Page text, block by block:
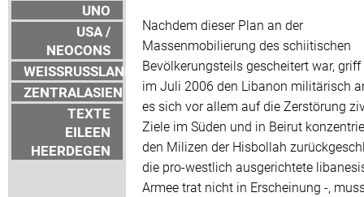
UNO
USA /
NEOCONS
WEISSRUSSLAND
ZENTRALASIEN
TEXTE
EILEEN
HEERDEGEN
Nachdem dieser Plan an der
Massenmobilierung des schiitischen
Bevölkerungsteils gescheitert war, griff
im Juli 2006 den Libanon militärisch
es sich vor allem auf die Zerstörung
Ziele im Süden und in Beirut
den Milizen der Hisbollah
die pro-westlich ausgerichtete
Armee trat nicht in Erscheinung -,